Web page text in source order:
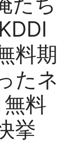
料期
たネ
無料
挙